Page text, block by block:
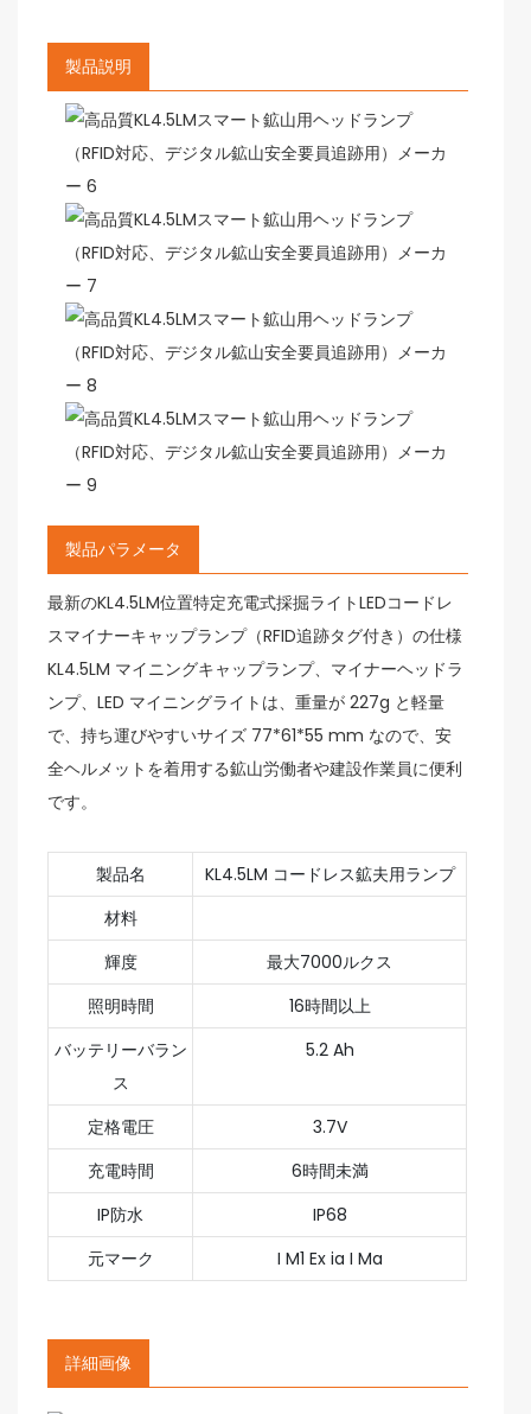
製品説明
製品パラメータ
最新のKL4.5LM位置特定充電式採掘ライトLEDコードレ
スマイナーキャップランプ（RFID追跡タグ付き）の仕様
KL4.5LM マイニングキャップランプ、マイナーヘッドラ
ンプ、LED マイニングライトは、重量が 227g と軽量
で、持ち運びやすいサイズ 77*61*55 mm なので、安
全ヘルメットを着用する鉱山労働者や建設作業員に便利
です。
製品名
KL4.5LM コードレス鉱夫用ランプ
材料
輝度
最大7000ルクス
照明時間
16時間以上
バッテリーバラン
ス
5.2 Ah
定格電圧
3.7V
充電時間
6時間未満
IP防水
IP68
元マーク
I M1 Ex ia I Ma
詳細画像